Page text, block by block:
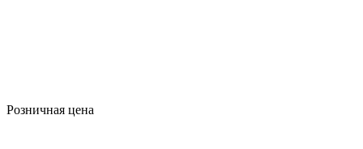
Розничная цена